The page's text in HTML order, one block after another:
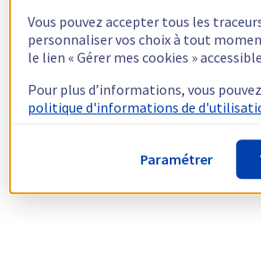
Vous pouvez accepter tous les
personnaliser vos choix à tout
le lien « Gérer mes cookies »
Pour plus d’informations, vous
politique d'informations de
Paramétrer